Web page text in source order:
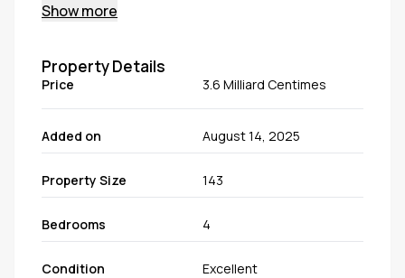
chambre parentale avec suite. 🔸 papiers acte livret
temim 1. 🔸 1% commission de l'agence. 🔸 vidéo sur
whatsapp.
Show more
Property Details
Price 3.6 Milliard Centimes
Added on August 14, 2025
Property Size 143
Condition Excellent
Bedrooms 4